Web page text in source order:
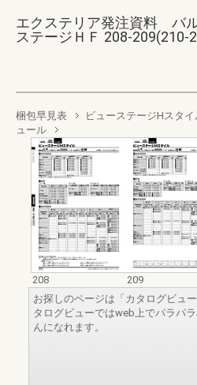
エクステリア発注資料 バ
ステージＨＦ 208-209(210-
梱包早見表 ビューステージHスタイ
ュール
208
209
お探しのページは「カタログビュ
タログビューではweb上でパラパ
んになれます。